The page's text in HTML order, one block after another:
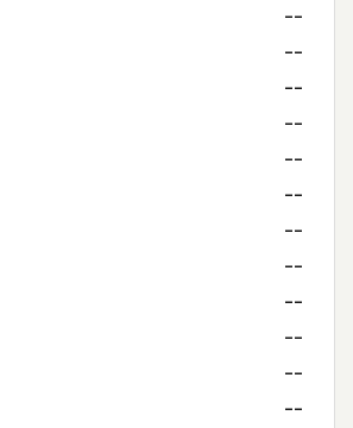
--
--
--
--
--
--
--
--
--
--
--
--